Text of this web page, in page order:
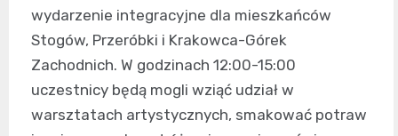
wydarzenie integracyjne dla mieszkańców
Stogów, Przeróbki i Krakowca-Górek
Zachodnich. W godzinach 12:00-15:00
uczestnicy będą mogli wziąć udział w
warsztatach artystycznych, smakować potraw